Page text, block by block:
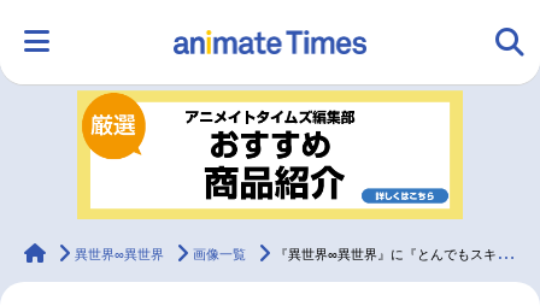
ランキング アニメ
ラジオ みんなの声
animateTimes
異世界∞異世界 画像一覧 『異世界∞異世界』に『とんでもスキルで異世界放浪メシ』よりムコーダ＆スイ・フェルが登場